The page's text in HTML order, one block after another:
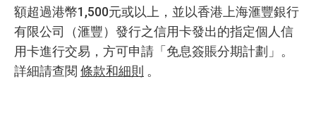
額超過港幣1,500元或以上，並以香港上海滙豐銀行
有限公司（滙豐）發行之信用卡發出的指定個人信
用卡進行交易，方可申請「免息簽賬分期計劃」。
詳細請查閱 條款和細則 。